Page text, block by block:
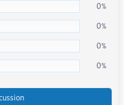
0%
0%
0%
0%